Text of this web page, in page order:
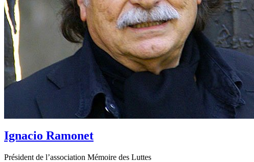
Ignacio Ramonet
Président de l’association Mémoire des Luttes